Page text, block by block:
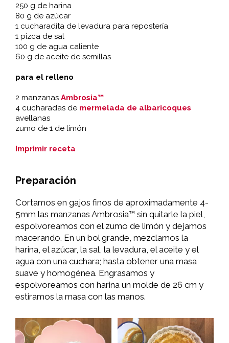
250 g de harina
80 g de azúcar
1 cucharadita de levadura para repostería
1 pizca de sal
100 g de agua caliente
60 g de aceite de semillas
para el relleno
2 manzanas Ambrosia™
4 cucharadas de mermelada de albaricoques
avellanas
zumo de 1 de limón
Imprimir receta
Preparación
Cortamos en gajos finos de aproximadamente 4-
5mm las manzanas Ambrosia™ sin quitarle la piel,
espolvoreamos con el zumo de limón y dejamos
macerando. En un bol grande, mezclamos la
harina, el azúcar, la sal, la levadura, el aceite y el
agua con una cuchara; hasta obtener una masa
suave y homogénea. Engrasamos y
espolvoreamos con harina un molde de 26 cm y
estiramos la masa con las manos.